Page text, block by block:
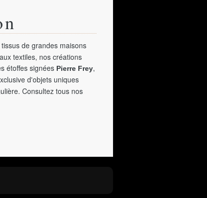
de grandes maisons
textiles, nos créations
étoffes signées Pierre Frey,
d'objets uniques
Consultez tous nos